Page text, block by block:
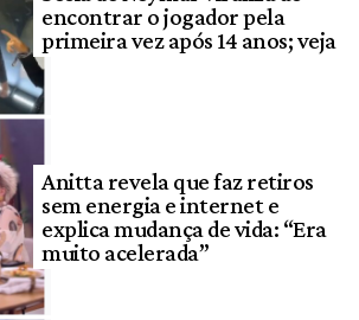
encontrar o jogador pela
primeira vez após 14 anos; veja
Anitta revela que faz retiros
sem energia e internet e
explica mudança de vida: “Era
muito acelerada”